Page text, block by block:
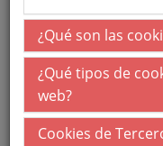
¿Qué son las
¿Qué tipos de
web?
Cookies de
Web Patrocinada